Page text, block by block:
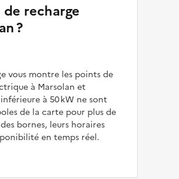
recharge
?
vous montre les points de
à Marsolan et
à 50 kW ne sont
de la carte pour plus de
bornes, leurs horaires
en temps réel.